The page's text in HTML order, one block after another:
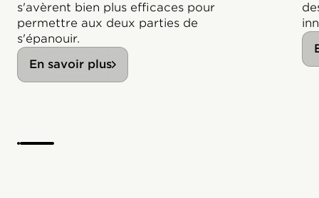
s'avèrent bien plus efficaces pour
permettre aux deux parties de
s'épanouir.
En savoir plus